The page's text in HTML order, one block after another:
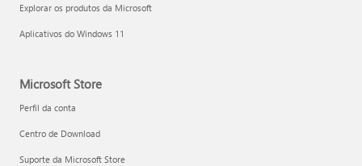
Explorar os produtos da Microsoft
Aplicativos do Windows 11
Microsoft Store
Perfil da conta
Centro de Download
Suporte da Microsoft Store